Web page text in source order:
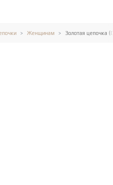
Женщинам Золотая цепочка